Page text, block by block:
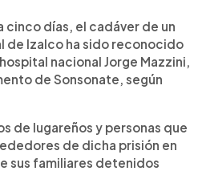
días, el cadáver de un
de Izalco ha sido reconocido
nacional Jorge Mazzini,
de Sonsonate, según
de lugareños y personas que
de dicha prisión en
sus familiares detenidos